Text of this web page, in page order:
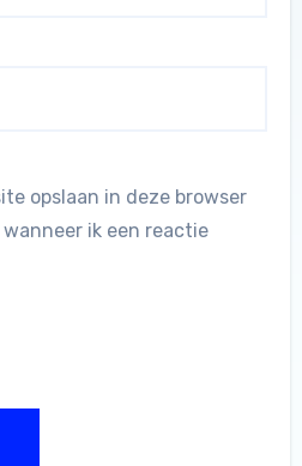
opslaan in deze browser
ik een reactie